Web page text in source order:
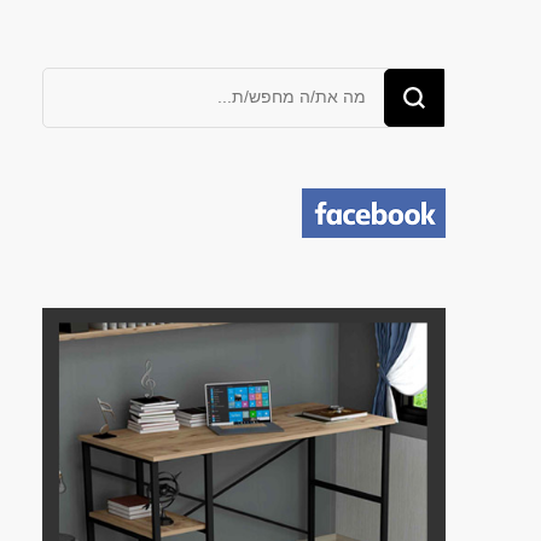
מחפש/ת
משהו?